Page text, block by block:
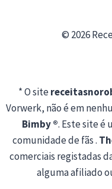
© 2026
* O site
Vorwerk, não é em
Bimby ®. Este site é
comunidade de fãs .
comerciais registadas
alguma afiliado